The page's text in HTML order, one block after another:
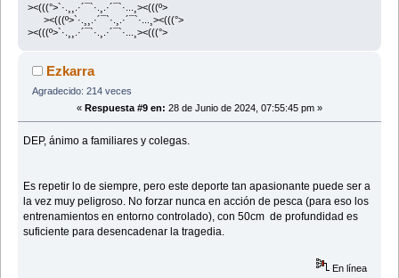
><(((°>`·.¸¸.·´¯`·.¸.·´¯`·...¸><(((º>
><(((º>`·.¸¸.·´¯`·.¸.·´¯`·...¸><(((°>
><(((º>`·.¸¸.·´¯`·.¸.·´¯`·...¸><(((°>
Ezkarra
Agradecido: 214 veces
« Respuesta #9 en: 28 de Junio de 2024, 07:55:45 pm »
DEP, ánimo a familiares y colegas.
Es repetir lo de siempre, pero este deporte tan apasionante puede ser a
la vez muy peligroso. No forzar nunca en acción de pesca (para eso los
entrenamientos en entorno controlado), con 50cm de profundidad es
suficiente para desencadenar la tragedia.
En línea